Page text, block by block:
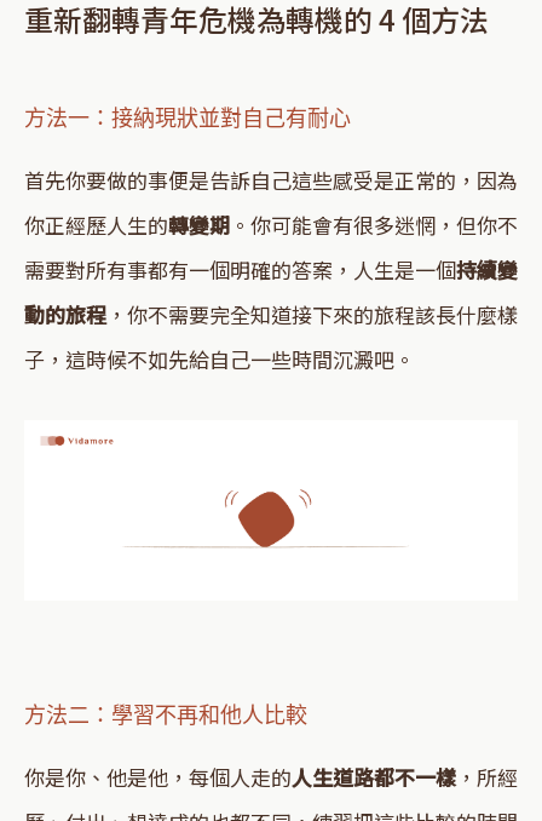
重新翻轉青年危機為轉機的 4 個方法
方法一：接納現狀並對自己有耐心
首先你要做的事便是告訴自己這些感受是正常的，因為
你正經歷人生的轉變期 。你可能會有很多迷惘，但你不
需要對所有事都有一個明確的答案，人生是一個持續變
動的旅程 ，你不需要完全知道接下來的旅程該長什麼樣
子，這時候不如先給自己一些時間沉澱吧。
方法二：學習不再和他人比較
你是你、他是他，每個人走的人生道路都不一樣 ，所經